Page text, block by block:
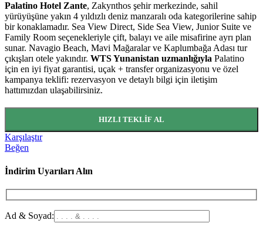
Palatino Hotel Zante, Zakynthos şehir merkezinde, sahil
yürüyüşüne yakın 4 yıldızlı deniz manzaralı oda kategorilerine sahip
bir konaklamadır. Sea View Direct, Side Sea View, Junior Suite ve
Family Room seçenekleriyle çift, balayı ve aile misafirine ayrı plan
sunar. Navagio Beach, Mavi Mağaralar ve Kaplumbağa Adası tur
çıkışları otele yakındır. WTS Yunanistan uzmanlığıyla Palatino
için en iyi fiyat garantisi, uçak + transfer organizasyonu ve özel
kampanya teklifi: rezervasyon ve detaylı bilgi için iletişim
hattımızdan ulaşabilirsiniz.
HIZLI TEKLIF AL
Karşılaştır
Beğen
İndirim Uyarıları Alın
Ad & Soyad: